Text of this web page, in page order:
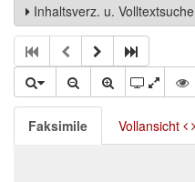
Inhaltsverz. u. Volltextsuche
Faksimile Vollansicht